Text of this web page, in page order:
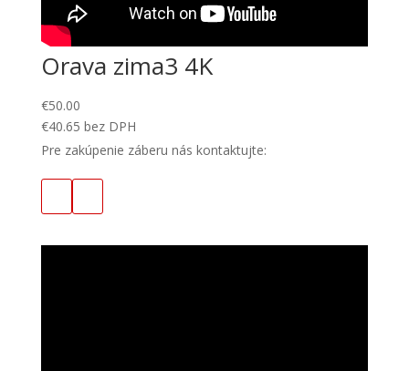
Orava zima3 4K
€50.00
€40.65 bez DPH
Pre zakúpenie záberu nás kontaktujte: